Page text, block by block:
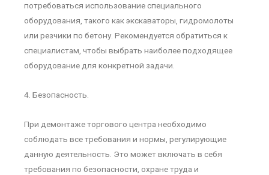
потребоваться использование специального
оборудования, такого как экскаваторы, гидромолоты
или резчики по бетону. Рекомендуется обратиться к
специалистам, чтобы выбрать наиболее подходящее
оборудование для конкретной задачи.
4. Безопасность.
При демонтаже торгового центра необходимо
соблюдать все требования и нормы, регулирующие
данную деятельность. Это может включать в себя
требования по безопасности, охране труда и